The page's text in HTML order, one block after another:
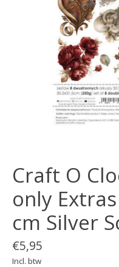
Craft O
only
cm Silver
€5,95
Incl. btw